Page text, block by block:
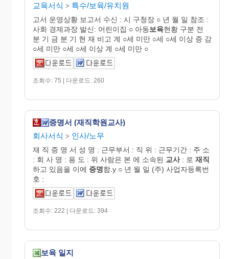
교육서식 > 특수/보육/유치원
고서 운영상황 보고서 수신 : 시 구청장 ○ 년 월 일 참조 :
사회 경제과장 발신: 어린이집 ○ 아동보육현황 구분 전
분 기 금 분 기 현 재 비고 계 ○세 미만 ○세 ○세 이상 증 감
○세 미만 ○세 ○세 이상 계 ○세 미만 ○
조회수: 75 | 다운로드: 260
증명서 (재직학원교사)
회사서식 > 인사/노무
재 직 증 명 서 성 명 : 근무부서 : 직 위 : 근무기간 : 주 소
: 회 사 명 : 용 도 : 위 사람은 본 에 소속된 교사: 로 재직
하고 있음을 이에 증명함.y ○ 년 월 일 (주) 사업자등록번
호 :
조회수: 222 | 다운로드: 394
보육 일지